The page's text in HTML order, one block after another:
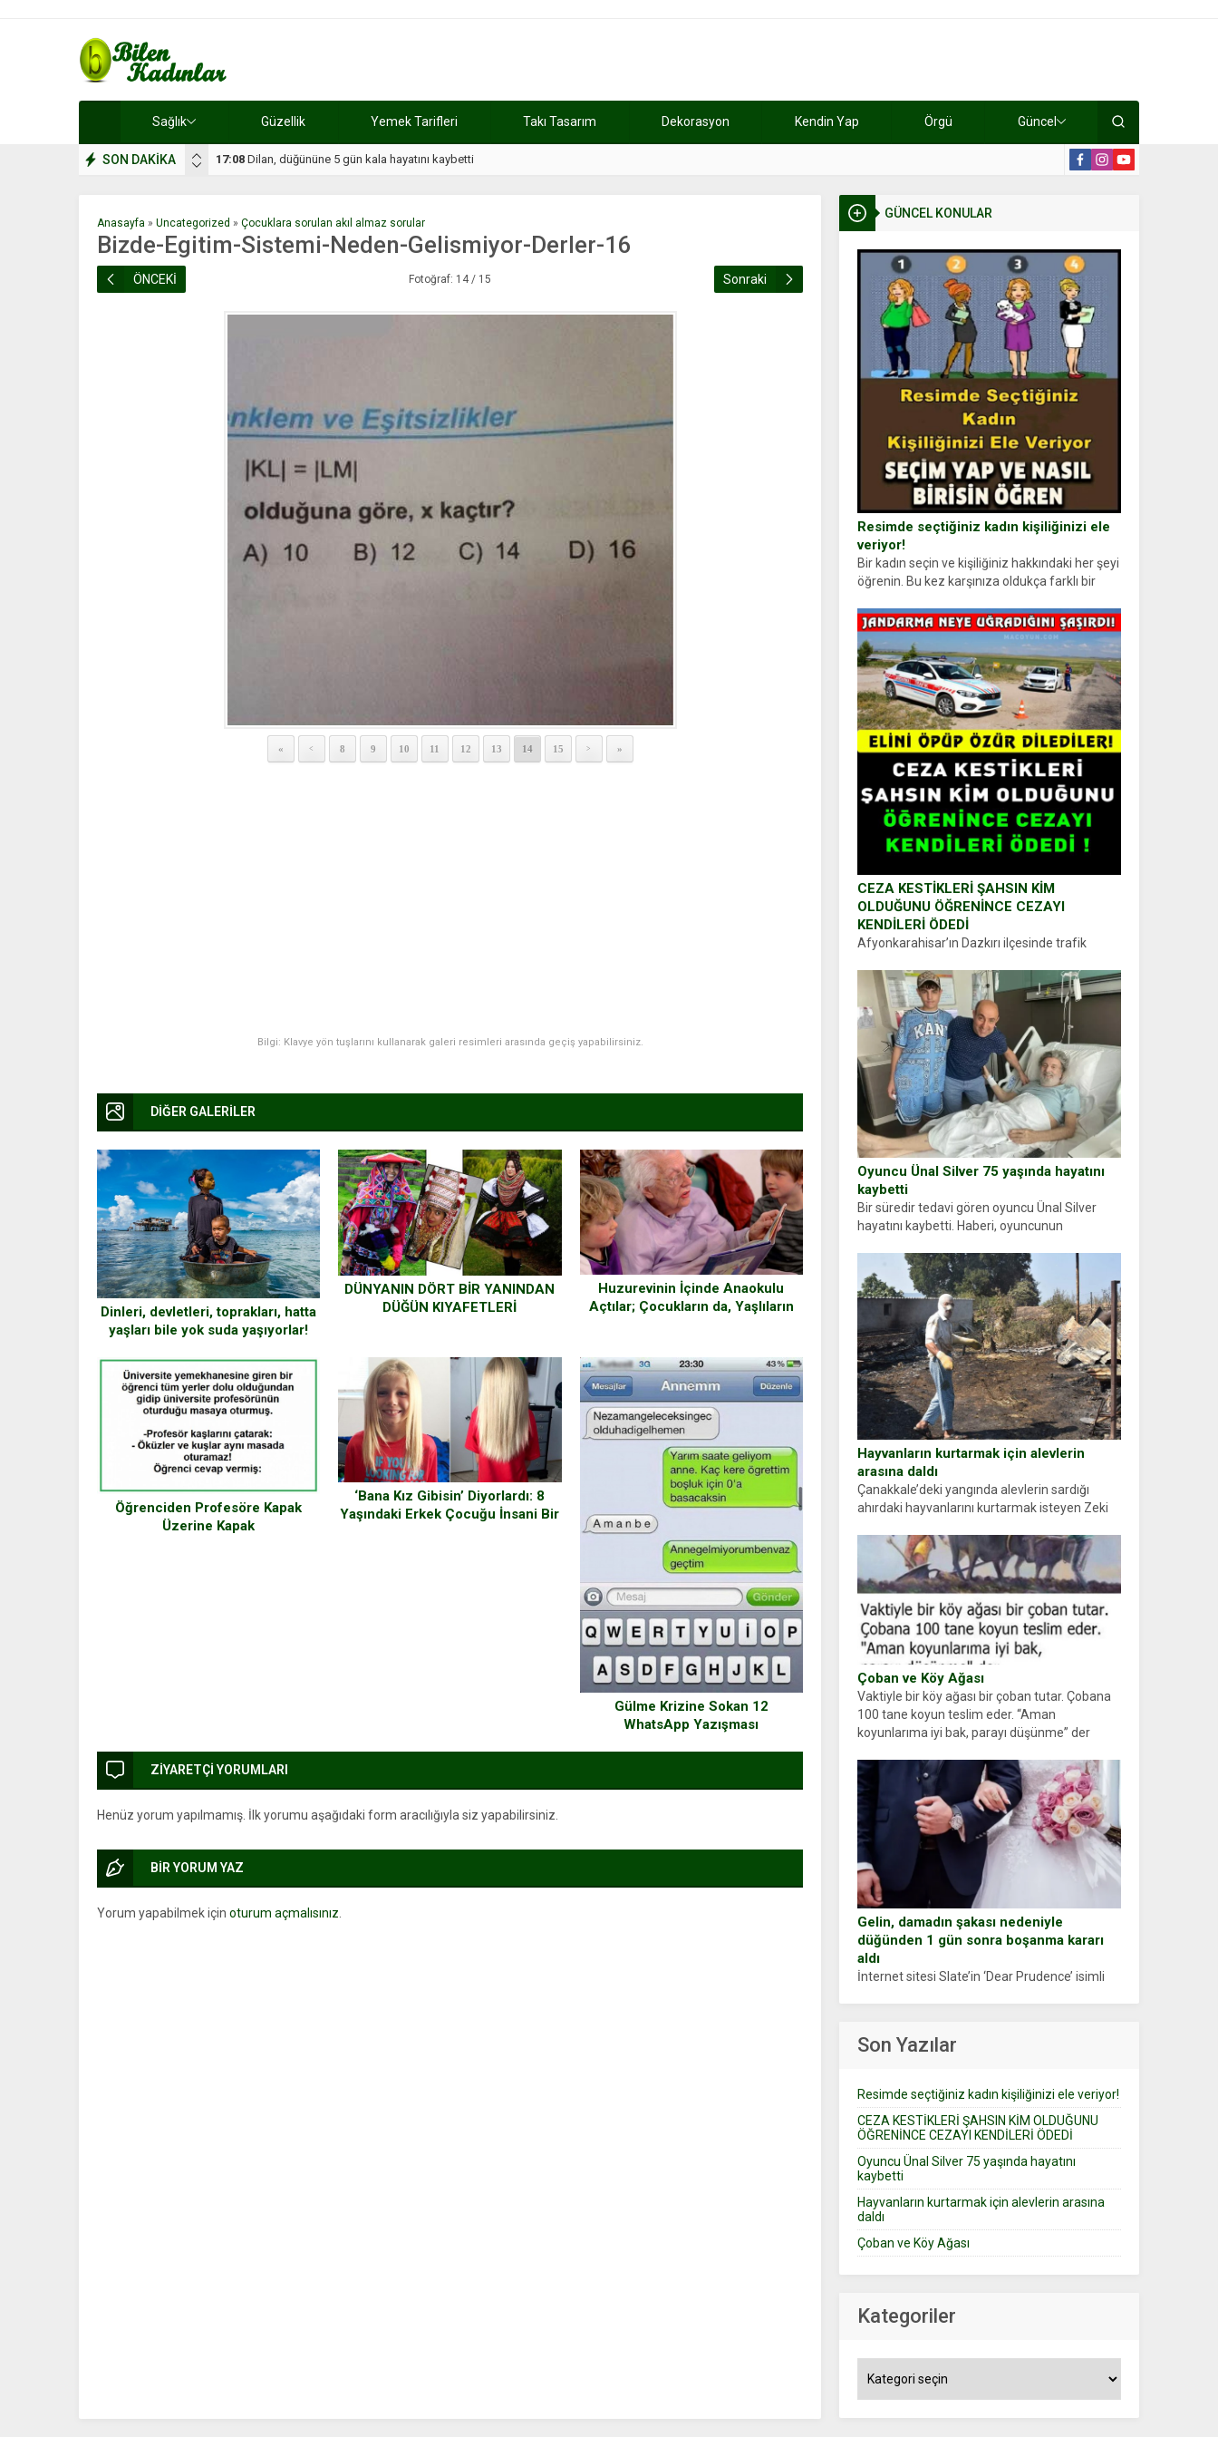
Sağlık Güzellik Yemek Tarifleri Takı Tasarım Dekorasyon Kendin Yap Örgü Güncel
SON DAKİKA 17:08 Dilan, düğününe 5 gün kala hayatını kaybetti
GÜNCEL KONULAR
Resimde seçtiğiniz kadın kişiliğinizi ele
veriyor!
Bir kadın seçin ve kişiliğiniz hakkındaki her şeyi
öğrenin. Bu kez karşınıza oldukça farklı bir
kadın figürlerinden dikkatinizi en...
CEZA KESTİKLERİ ŞAHSIN KİM
OLDUĞUNU ÖĞRENİNCE CEZAYI
KENDİLERİ ÖDEDİ
Afyonkarahisar’ın Dazkırı ilçesinde trafik
durdurdukları bir otomobilin sürücüsünden
ehliyet ve ruhsat sorup belgelerini istedi.
Sürücü Abdurrahman Ö.nün verdiği evraklarda
eksik olduğunu...
Oyuncu Ünal Silver 75 yaşında hayatını
kaybetti
Bir süredir tedavi gören oyuncu Ünal Silver
hayatını kaybetti. Haberi, oyuncunun
sosyal medya hesabında “Usta Oyuncumuz ve
çok değerli dostumuz...
Hayvanların kurtarmak için alevlerin
arasına daldı
Çanakkale’deki yangında alevlerin sardığı
ahırdaki hayvanlarını kurtarmak isteyen Zeki
ellerinde yanıklar oluşan Demir, kâbus dolu
anları anlattı… Merkeze bağlı...
Çoban ve Köy Ağası
Vaktiyle bir köy ağası bir çoban tutar. Çobana
100 tane koyun teslim eder. “Aman
koyunlarıma iyi bak, parayı düşünme” der
Gelin, damadın şakası nedeniyle
düğünden 1 gün sonra boşanma kararı
aldı
İnternet sitesi Slate’in ‘Dear Prudence’ isimli
Son Yazılar
Resimde seçtiğiniz kadın kişiliğinizi ele veriyor!
CEZA KESTİKLERİ ŞAHSIN KİM OLDUĞUNU
ÖĞRENİNCE CEZAYI KENDİLERİ ÖDEDİ
Oyuncu Ünal Silver 75 yaşında hayatını
kaybetti
Hayvanların kurtarmak için alevlerin arasına
daldı
Çoban ve Köy Ağası
Kategoriler
Anasayfa » Uncategorized » Çocuklara sorulan akıl almaz sorular
Bizde-Egitim-Sistemi-Neden-Gelismiyor-Derler-16
ÖNCEKİ Fotoğraf: 14 / 15 Sonraki
« < 8 9 10 11 12 13 14 15 > »
Bilgi: Klavye yön tuşlarını kullanarak galeri resimleri arasında geçiş yapabilirsiniz.
DİĞER GALERİLER
Dinleri, devletleri, toprakları, hatta
yaşları bile yok suda yaşıyorlar!
DÜNYANIN DÖRT BİR YANINDAN
DÜĞÜN KIYAFETLERİ
Huzurevinin İçinde Anaokulu
Açtılar; Çocukların da, Yaşlıların
Öğrenciden Profesöre Kapak
Üzerine Kapak
‘Bana Kız Gibisin’ Diyorlardı: 8
Yaşındaki Erkek Çocuğu İnsani Bir
Gülme Krizine Sokan 12
WhatsApp Yazışması
ZİYARETÇİ YORUMLARI
Henüz yorum yapılmamış. İlk yorumu aşağıdaki form aracılığıyla siz yapabilirsiniz.
BİR YORUM YAZ
Yorum yapabilmek için oturum açmalısınız